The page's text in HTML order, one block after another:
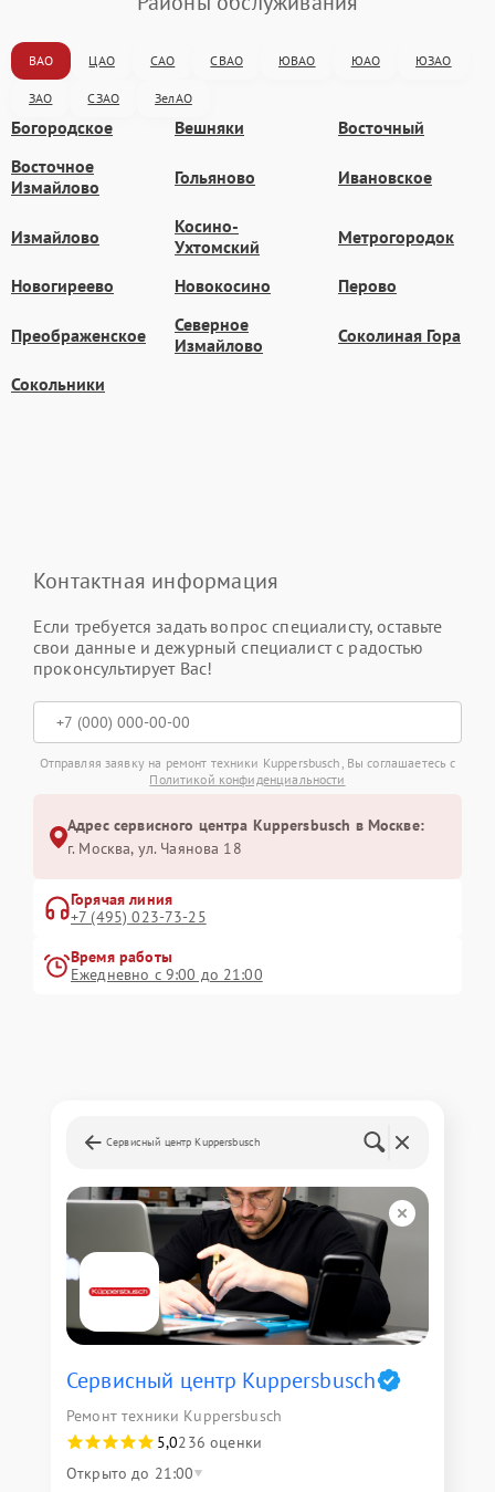
ВАО ЦАО САО СВАО ЮВАО ЮАО ЮЗАО
ЗАО СЗАО ЗелАО
Богородское Вешняки
Восточный
Восточное
Измайлово
Гольяново Ивановское
Измайлово
Косино-
Ухтомский
Метрогородок
Новогиреево Новокосино Перово
Преображенское
Северное
Измайлово
Соколиная Гора
Сокольники
Контактная информация
Если требуется задать вопрос специалисту, оставьте
свои данные и дежурный специалист с радостью
проконсультирует Вас!
Отправляя заявку на ремонт техники Kuppersbusch, Вы соглашаетесь с
Политикой конфиденциальности
Адрес сервисного центра Kuppersbusch в Москве:
г. Москва, ул. Чаянова 18
Горячая линия
+7 (495) 023-73-25
Время работы
Ежедневно с 9:00 до 21:00
Сервисный центр Kuppersbusch
Сервисный центр Kuppersbusch
Ремонт техники Kuppersbusch
5,0236 оценки
Открыто до 21:00